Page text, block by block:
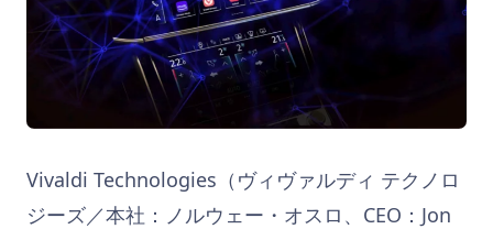
Vivaldi Technologies（ヴィヴァルディ テクノロ
ジーズ／本社：ノルウェー・オスロ、CEO：Jon